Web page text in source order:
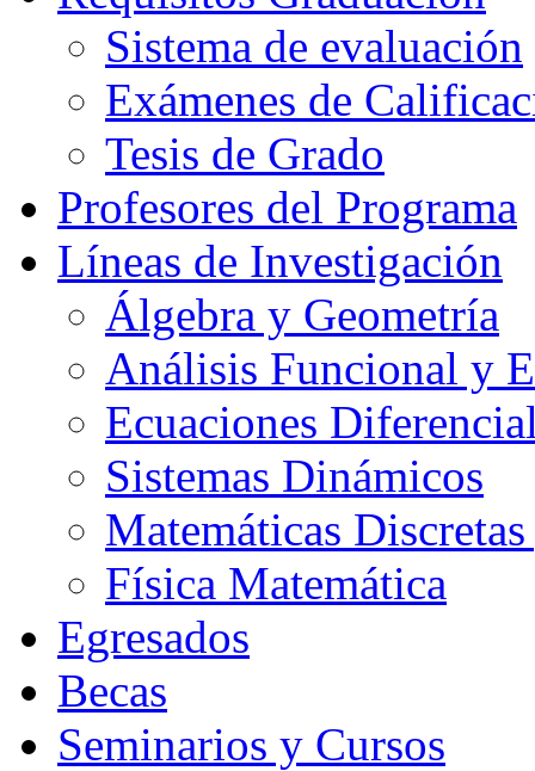
Sistema de evaluación
Exámenes de
Tesis de Grado
Profesores del Programa
Líneas de Investigación
Álgebra y Geometría
Análisis Funcional y
Ecuaciones
Sistemas Dinámicos
Matemáticas
Física Matemática
Egresados
Becas
Seminarios y Cursos